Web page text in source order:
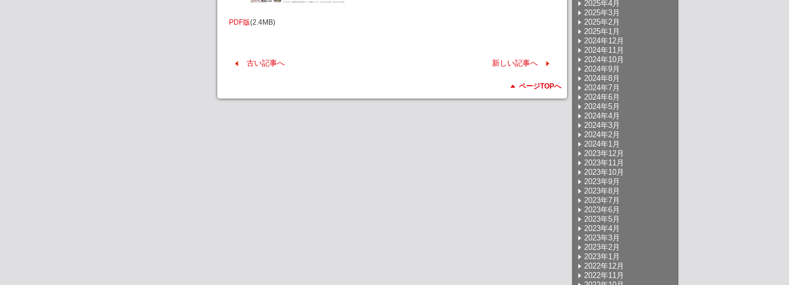
PDF版(2.4MB)
古い記事へ 新しい記事へ
ページTOPへ
2025年4月
2025年3月
2025年2月
2025年1月
2024年12月
2024年11月
2024年10月
2024年9月
2024年8月
2024年7月
2024年6月
2024年5月
2024年4月
2024年3月
2024年2月
2024年1月
2023年12月
2023年11月
2023年10月
2023年9月
2023年8月
2023年7月
2023年6月
2023年5月
2023年4月
2023年3月
2023年2月
2023年1月
2022年12月
2022年11月